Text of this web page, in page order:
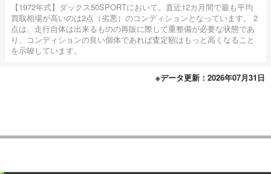
【1972年式】ダックス50SPORTにおいて。直近12カ月間で最も平均
買取相場が高いのは2点（劣悪）のコンディションとなっています。 2
点は、走行自体は出来るものの再販に際して重整備が必要な状態であ
り、コンディションの良い個体であれば査定額はもっと高くなること
を示唆しています。
※データ更新：2026年07月31日